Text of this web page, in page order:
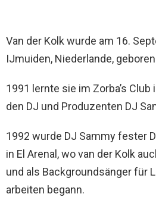
Van der Kolk wurde am 16.
IJmuiden, Niederlande,
1991 lernte sie im Zorba’s Club
den DJ und Produzenten DJ
1992 wurde DJ Sammy fester
in El Arenal, wo van der Kolk
und als Backgroundsänger für
arbeiten begann.